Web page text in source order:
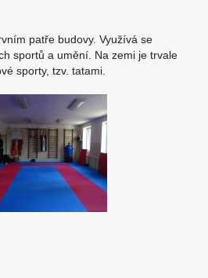
patře budovy. Využívá se
sportů a umění. Na zemi je trvale
sporty, tzv. tatami.